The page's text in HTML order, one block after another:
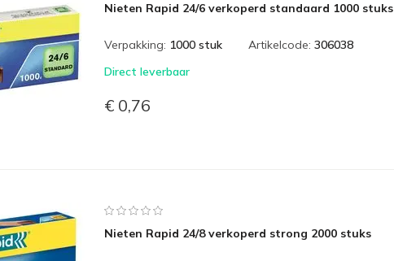
Nieten Rapid 24/6 verkoperd standaard 1000 stuks
Verpakking: 1000 stuk Artikelcode: 306038
Direct leverbaar
€ 0,76
Nieten Rapid 24/8 verkoperd strong 2000 stuks